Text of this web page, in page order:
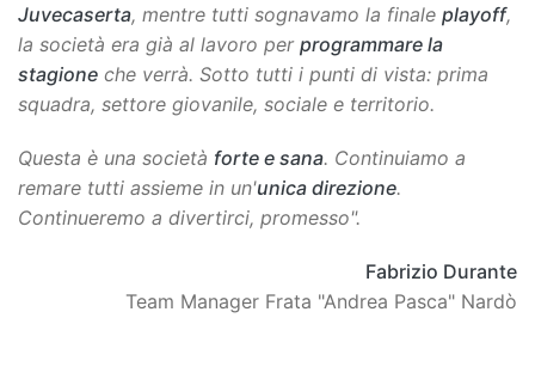
Juvecaserta, mentre tutti sognavamo la finale playoff,
la società era già al lavoro per programmare la
stagione che verrà. Sotto tutti i punti di vista: prima
squadra, settore giovanile, sociale e territorio.
Questa è una società forte e sana. Continuiamo a
remare tutti assieme in un'unica direzione.
Continueremo a divertirci, promesso".
Fabrizio Durante
Team Manager Frata "Andrea Pasca" Nardò